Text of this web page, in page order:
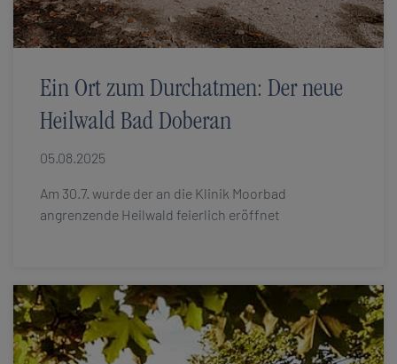
Ein Ort zum Durchatmen: Der neue
Heilwald Bad Doberan
05.08.2025
Am 30.7. wurde der an die Klinik Moorbad
angrenzende Heilwald feierlich eröffnet